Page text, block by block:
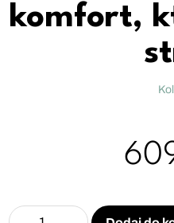
komfort,